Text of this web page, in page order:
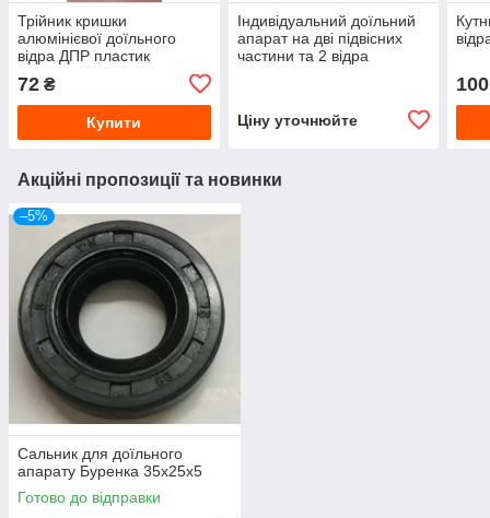
Трійник кришки
алюмінієвої доїльного
відра ДПР пластик
72 ₴
Купити
Індивідуальний доїльний
апарат на дві підвісних
частини та 2 відра
Ціну уточнюйте
100
Акційні пропозиції та новинки
–5%
Сальник для доїльного
апарату Буренка 35х25х5
Готово до відправки